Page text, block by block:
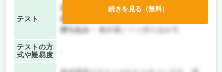
テスト
前期/中間：
テストのみ
後期/期末：
持ち込み：
教科書ノート持ち込み可
テストの方
式や難易度
続きを見る（無料）